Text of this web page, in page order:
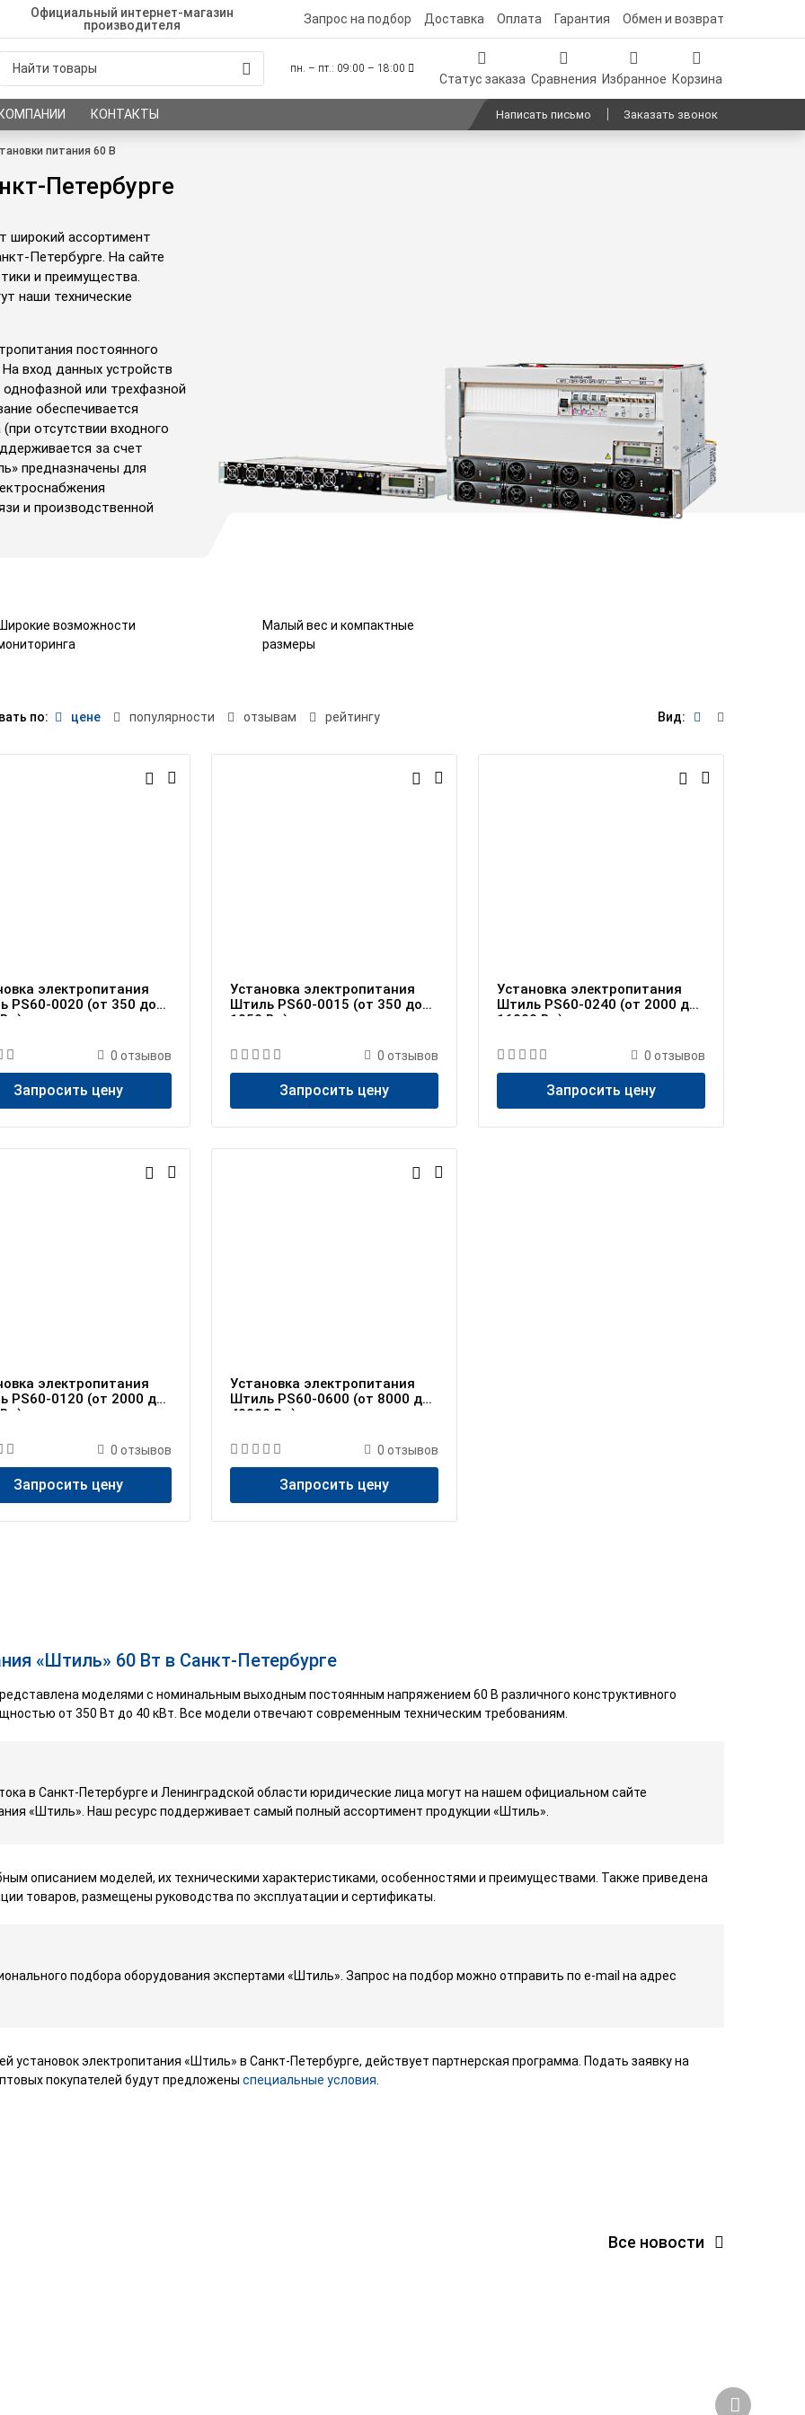
Официальный интернет-магазин
производителя
Запрос на подбор Доставка Оплата Гарантия Обмен и возврат
пн. – пт.: 09:00 – 18:00
Статус заказа Сравнения Избранное Корзина
КОНТАКТЫ Написать письмо Заказать звонок
питания 60 В
Петербурге
широкий ассортимент
Петербурге. На сайте
и преимущества.
наши технические
постоянного
вход данных устройств
или трехфазной
обеспечивается
отсутствии входного
за счет
предназначены для
и производственной
возможности
Малый вес и компактные
размеры
Вид:
по: цене популярности отзывам рейтингу
электропитания
PS60-0020 (от 350 до
0 отзывов
Запросить цену
Установка электропитания
Штиль PS60-0015 (от 350 до
1050 Вт)
0 отзывов
Запросить цену
Установка электропитания
Штиль PS60-0240 (от 2000 до
16000 Вт)
0 отзывов
Запросить цену
электропитания
PS60-0120 (от 2000 до
0 отзывов
Запросить цену
Установка электропитания
Штиль PS60-0600 (от 8000 до
40000 Вт)
0 отзывов
Запросить цену
«Штиль» 60 Вт в Санкт-Петербурге
моделями с номинальным выходным постоянным напряжением 60 В различного конструктивного
от 350 Вт до 40 кВт. Все модели отвечают современным техническим требованиям.
в Санкт-Петербурге и Ленинградской области юридические лица могут на нашем официальном сайте
«Штиль». Наш ресурс поддерживает самый полный ассортимент продукции «Штиль».
описанием моделей, их техническими характеристиками, особенностями и преимуществами. Также приведена
товаров, размещены руководства по эксплуатации и сертификаты.
подбора оборудования экспертами «Штиль». Запрос на подбор можно отправить по e-mail на адрес
установок электропитания «Штиль» в Санкт-Петербурге, действует партнерская программа. Подать заявку на
покупателей будут предложены специальные условия
Все новости